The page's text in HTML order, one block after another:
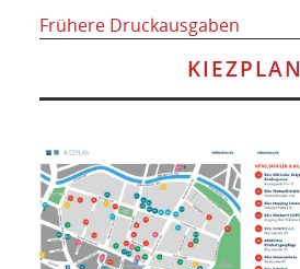
Frühere Druckausgaben
KIEZPLAN